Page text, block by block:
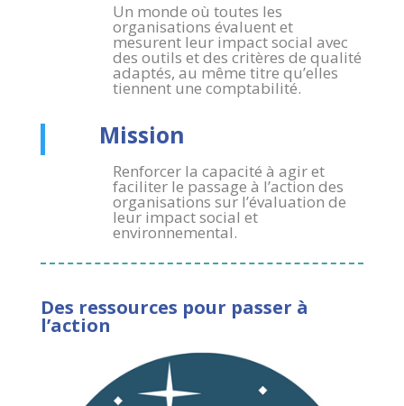
Un monde où toutes les
organisations évaluent et
mesurent leur impact social avec
des outils et des critères de qualité
adaptés, au même titre qu’elles
tiennent une comptabilité.
Mission
Renforcer la capacité à agir et
faciliter le passage à l’action des
organisations sur l’évaluation de
leur impact social et
environnemental.
Des ressources pour passer à
l’action